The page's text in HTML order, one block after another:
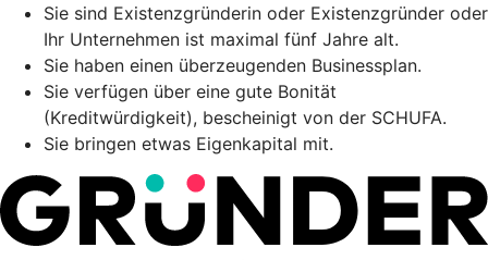
Sie sind Existenzgründerin oder Existenzgründer oder
Ihr Unternehmen ist maximal fünf Jahre alt.
Sie haben einen überzeugenden Businessplan.
Sie verfügen über eine gute Bonität
(Kreditwürdigkeit), bescheinigt von der SCHUFA.
Sie bringen etwas Eigenkapital mit.